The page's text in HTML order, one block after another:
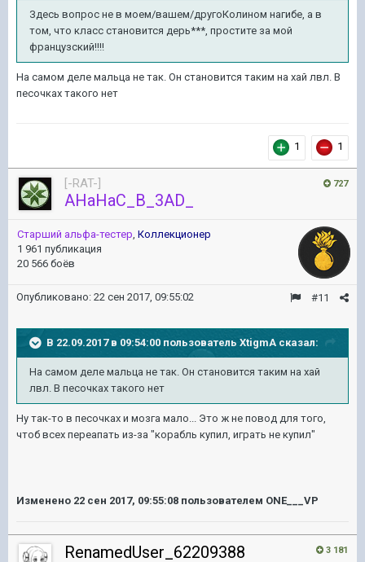
Здесь вопрос не в моем/вашем/другоКолином нагибе, а в
том, что класс становится дерь***, простите за мой
французский!!!!
На самом деле мальца не так. Он становится таким на хай лвл. В
песочках такого нет
1 1
727
[-RAT-]
AHaHaC_B_3AD_
Старший альфа-тестер, Коллекционер
1 961 публикация
20 566 боёв
#11
Опубликовано: 22 сен 2017, 09:55:02
В 22.09.2017 в 09:54:00 пользователь XtigmA сказал:
На самом деле мальца не так. Он становится таким на хай
лвл. В песочках такого нет
Ну так-то в песочках и мозга мало... Это ж не повод для того,
чтоб всех переапать из-за "корабль купил, играть не купил"
Изменено 22 сен 2017, 09:55:08 пользователем ONE___VP
3 181
RenamedUser_62209388